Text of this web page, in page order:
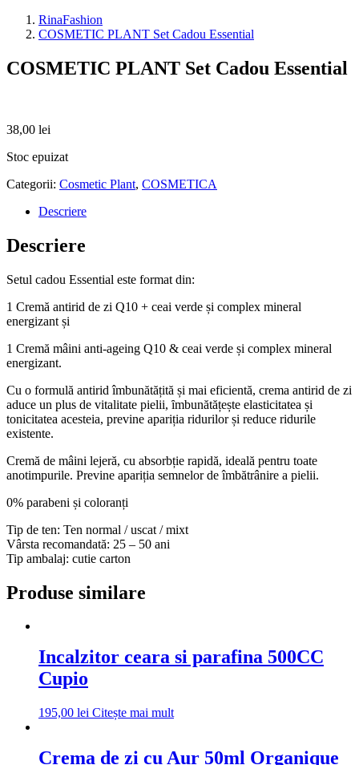
RinaFashion
COSMETIC PLANT Set Cadou Essential
COSMETIC PLANT Set Cadou Essential
38,00 lei
Stoc epuizat
Categorii: Cosmetic Plant, COSMETICA
Descriere
Descriere
Setul cadou Essential este format din:
1 Cremă antirid de zi Q10 + ceai verde și complex mineral
energizant și
1 Cremă mâini anti-ageing Q10 & ceai verde și complex mineral
energizant.
Cu o formulă antirid îmbunătățită și mai eficientă, crema antirid de zi
aduce un plus de vitalitate pielii, ȋmbunătățește elasticitatea și
tonicitatea acesteia, previne apariția ridurilor și reduce ridurile
existente.
Cremă de mâini lejeră, cu absorbție rapidă, ideală pentru toate
anotimpurile. Previne apariția semnelor de îmbătrânire a pielii.
0% parabeni și coloranți
Tip de ten: Ten normal / uscat / mixt
Vârsta recomandată: 25 – 50 ani
Tip ambalaj: cutie carton
Produse similare
Incalzitor ceara si parafina 500CC
Cupio
195,00 lei Citește mai mult
Crema de zi cu Aur 50ml Organique